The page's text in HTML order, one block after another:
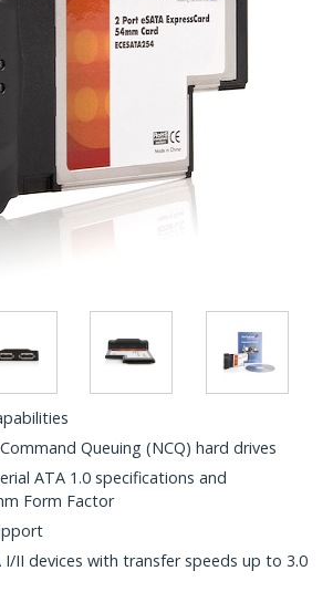
Queuing (NCQ) hard drives
ATA 1.0 specifications and
Form Factor
I/II devices with transfer speeds up to 3.0